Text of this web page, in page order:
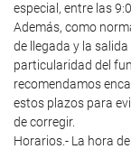
especial, entre las
Además, como
de llegada y la
particularidad del
recomendamos
estos plazos para
de corregir.
Horarios.- La hora